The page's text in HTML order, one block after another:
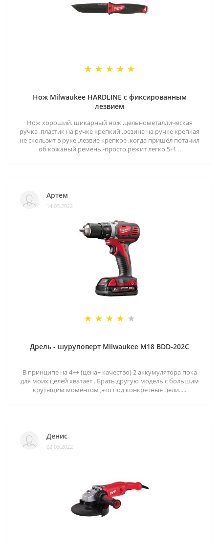
Нож Milwaukee HARDLINE с фиксированным
лезвием
Нож хороший. шикарный нож ,цельнометаллическая
ручка .пластик на ручке крепкий ,резина на ручке крепкая
не скользит в руке .лезвие крепкое .когда пришёл потачил
об кожаный ремень -просто режит легко 5+!. ..
Артем
14.03.2022
Дрель - шуруповерт Milwaukee M18 BDD-202C
В принципе на 4++ (цена+ качество) 2 аккумулятора пока
для моих целей хватает . Брать другую модель с большим
крутящим моментом ,это под конкретные цели.....
Денис
02.03.2022